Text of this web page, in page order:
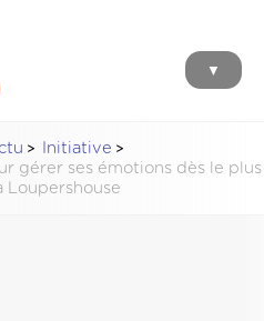
▼
Initiative
gérer ses émotions dès le plus
Loupershouse